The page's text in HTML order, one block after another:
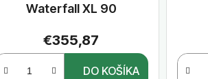
Waterfall XL 90
€355,87
DO KOŠÍKA